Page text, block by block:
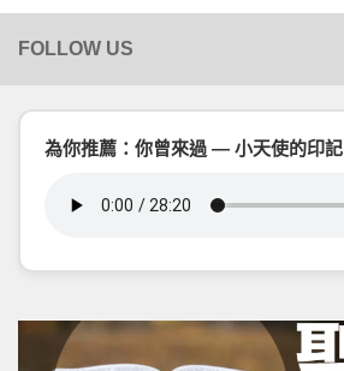
為你推薦：你曾來過 — 小天使的印記